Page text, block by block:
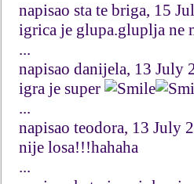
napisao sta te briga, 15
igrica je glupa.gluplja ne
...
napisao danijela, 13 July
igra je super
...
napisao teodora, 13 July
nije losa!!!hahaha
...